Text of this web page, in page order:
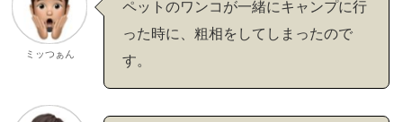
ミッつぁん
ペットのワンコが一緒にキャンプに行
った時に、粗相をしてしまったので
す。